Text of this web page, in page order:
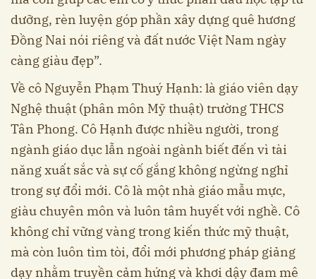
dưỡng, rèn luyện góp phần xây dựng quê hương
Đồng Nai nói riêng và đất nước Việt Nam ngày
càng giàu đẹp”.
Về cô Nguyễn Phạm Thuý Hạnh: là giáo viên dạy
Nghệ thuật (phân môn Mỹ thuật) trường THCS
Tân Phong. Cô Hạnh được nhiều người, trong
ngành giáo dục lẫn ngoài ngành biết đến vì tài
năng xuất sắc và sự cố gắng không ngừng nghỉ
trong sự đổi mới. Cô là một nhà giáo mẫu mực,
giàu chuyên môn và luôn tâm huyết với nghề. Cô
không chỉ vững vàng trong kiến thức mỹ thuật,
mà còn luôn tìm tòi, đổi mới phương pháp giảng
dạy nhằm truyền cảm hứng và khơi dậy đam mê